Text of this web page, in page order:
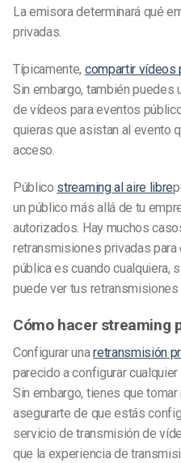
La emisora determinará qué
privadas.
Típicamente, compartir vídeos
Sin embargo, también puedes
de vídeos para eventos
quieras que asistan al evento
acceso.
Público streaming al aire libre
un público más allá de tu
autorizados. Hay muchos
retransmisiones privadas
pública es cuando cualquiera,
puede ver tus retransmisiones
Cómo hacer streaming
Configurar unaretransmisión
parecido a configurar
Sin embargo, tienes que
asegurarte de que estás
servicio de transmisión de
que la experiencia de